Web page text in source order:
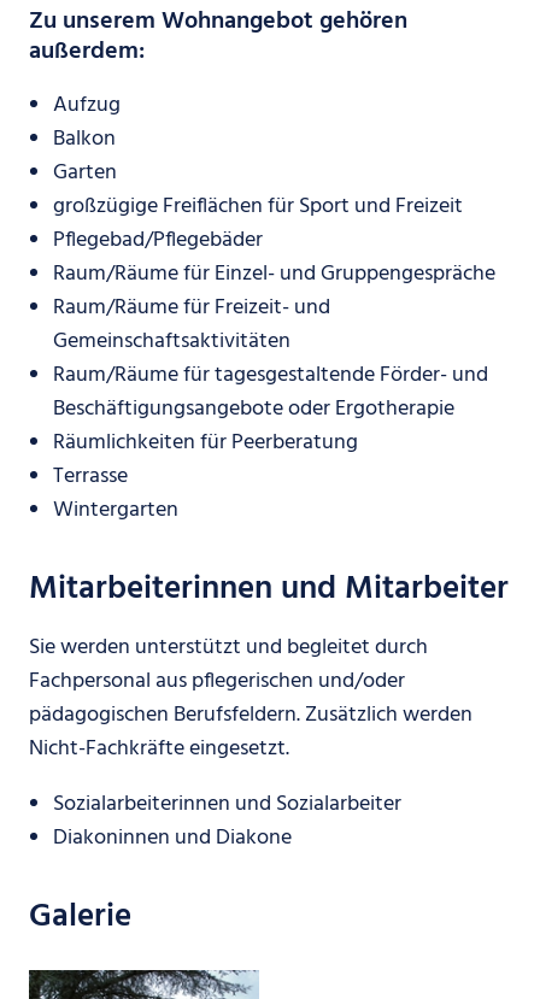
Zu unserem Wohnangebot gehören
außerdem:
Aufzug
Balkon
Garten
großzügige Freiflächen für Sport und Freizeit
Pflegebad/Pflegebäder
Raum/Räume für Einzel- und Gruppengespräche
Raum/Räume für Freizeit- und
Gemeinschaftsaktivitäten
Raum/Räume für tagesgestaltende Förder- und
Beschäftigungsangebote oder Ergotherapie
Räumlichkeiten für Peerberatung
Terrasse
Wintergarten
Mitarbeiterinnen und Mitarbeiter
Sie werden unterstützt und begleitet durch
Fachpersonal aus pflegerischen und/oder
pädagogischen Berufsfeldern. Zusätzlich werden
Nicht-Fachkräfte eingesetzt.
Sozialarbeiterinnen und Sozialarbeiter
Diakoninnen und Diakone
Galerie